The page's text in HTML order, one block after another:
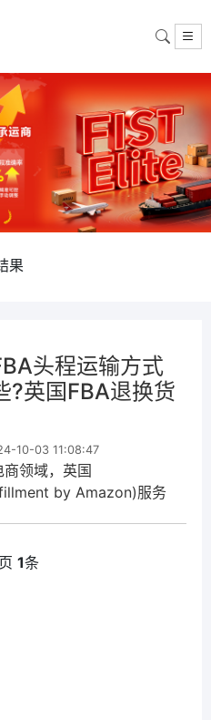
果
头程运输方式
?英国FBA退换货
10-03 11:08:47
商领域，英国
by Amazon)服务
。然而，选择合适的FBA
页 1条